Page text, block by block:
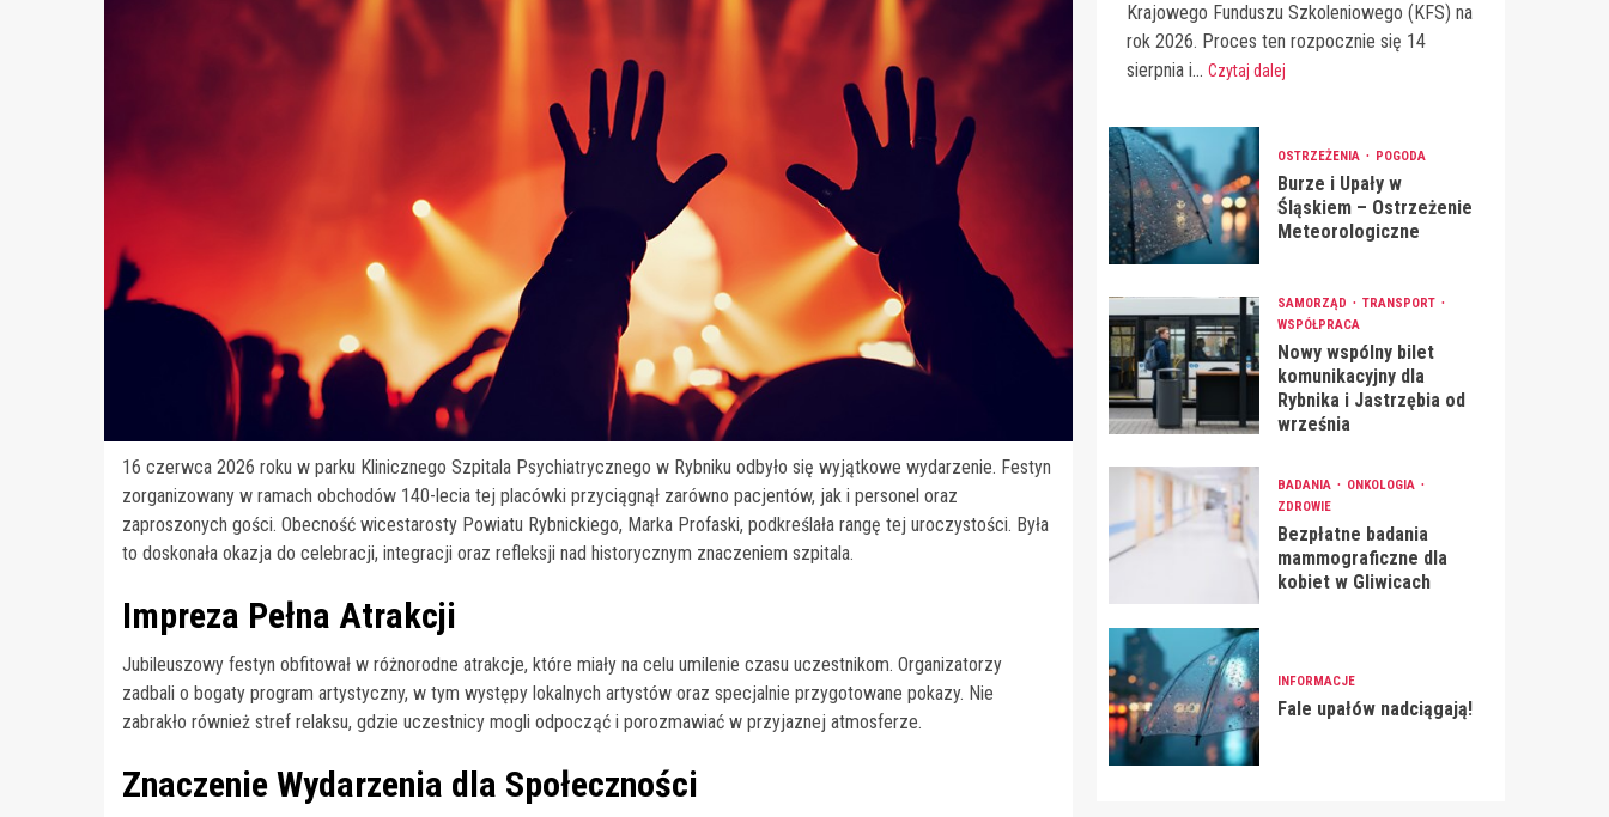
16 czerwca 2026 roku w parku Klinicznego Szpitala Psychiatrycznego w Rybniku odbyło się wyjątkowe wydarzenie. Festyn
zorganizowany w ramach obchodów 140-lecia tej placówki przyciągnął zarówno pacjentów, jak i personel oraz
zaproszonych gości. Obecność wicestarosty Powiatu Rybnickiego, Marka Profaski, podkreślała rangę tej uroczystości. Była
to doskonała okazja do celebracji, integracji oraz refleksji nad historycznym znaczeniem szpitala.
Impreza Pełna Atrakcji
Jubileuszowy festyn obfitował w różnorodne atrakcje, które miały na celu umilenie czasu uczestnikom. Organizatorzy
zadbali o bogaty program artystyczny, w tym występy lokalnych artystów oraz specjalnie przygotowane pokazy. Nie
zabrakło również stref relaksu, gdzie uczestnicy mogli odpocząć i porozmawiać w przyjaznej atmosferze.
Znaczenie Wydarzenia dla Społeczności
Krajowego Funduszu Szkoleniowego (KFS) na
rok 2026. Proces ten rozpocznie się 14
sierpnia i... Czytaj dalej
OSTRZEŻENIA POGODA
Burze i Upały w
Śląskiem – Ostrzeżenie
Meteorologiczne
SAMORZĄD
TRANSPORT
WSPÓŁPRACA
Nowy wspólny bilet
komunikacyjny dla
Rybnika i Jastrzębia od
września
BADANIA
ONKOLOGIA
ZDROWIE
Bezpłatne badania
mammograficzne dla
kobiet w Gliwicach
INFORMACJE
Fale upałów nadciągają!